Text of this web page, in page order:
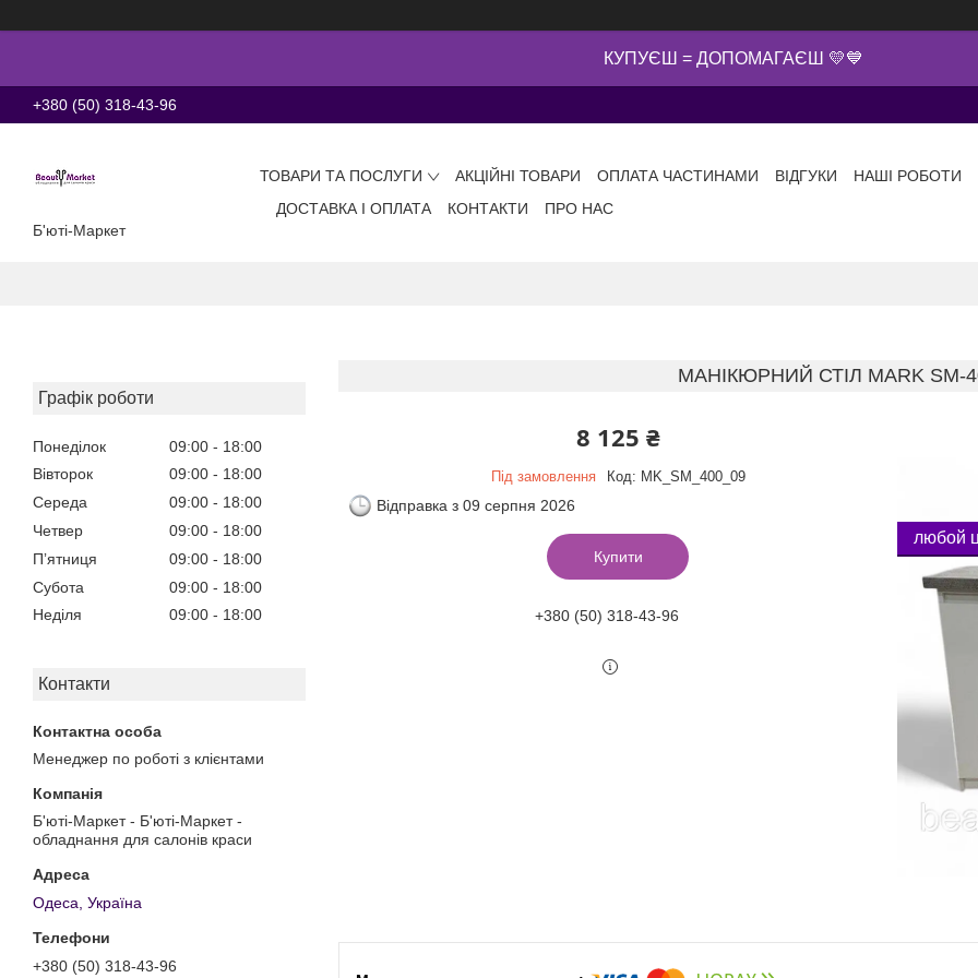
КУПУЄШ = ДОПОМАГАЄШ 💛💙
+380 (50) 318-43-96
Б'юті-Маркет
ТОВАРИ ТА ПОСЛУГИ АКЦІЙНІ ТОВАРИ ОПЛАТА ЧАСТИНАМИ ВІДГУКИ
НАШІ РОБОТИ
ДОСТАВКА І ОПЛАТА
КОНТАКТИ ПРО НАС
Графік роботи
Понеділок 09:00
18:00
Вівторок
09:00
18:00
Середа
09:00
18:00
Четвер
09:00
18:00
Пʼятниця
09:00
18:00
Субота
09:00
18:00
Неділя
09:00 18:00
Контакти
Менеджер по роботі з клієнтами
Б'юті-Маркет - Б'юті-Маркет -
обладнання для салонів краси
Одеса, Україна
+380 (50) 318-43-96
МАНІКЮРНИЙ СТІЛ MARK
8 125 ₴
Під замовлення Код: MK_SM_400_09
Відправка з 09 серпня 2026
Купити
+380 (50) 318-43-96
любой